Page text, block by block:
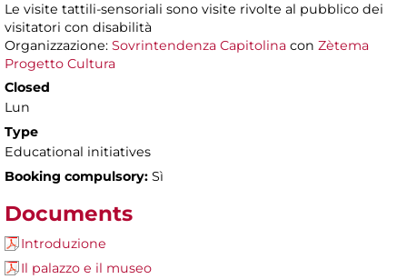
Le visite tattili-sensoriali sono visite rivolte al pubblico dei
visitatori con disabilità
Organizzazione: Sovrintendenza Capitolina con Zètema
Progetto Cultura
Closed
Lun
Type
Educational initiatives
Booking compulsory: Sì
Documents
Introduzione
Il palazzo e il museo